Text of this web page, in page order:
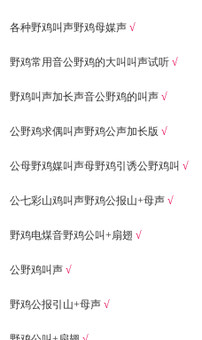
各种野鸡叫声野鸡母媒声 √
野鸡常用音公野鸡的大叫叫声试听 √
野鸡叫声加长声音公野鸡的叫声 √
公野鸡求偶叫声野鸡公声加长版 √
公母野鸡媒叫声母野鸡引诱公野鸡叫 √
公七彩山鸡叫声野鸡公报山+母声 √
野鸡电煤音野鸡公叫+扇翅 √
公野鸡叫声 √
野鸡公报引山+母声 √